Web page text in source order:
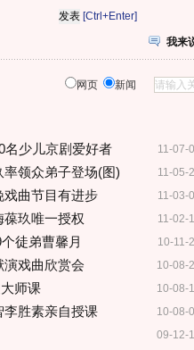
[Ctrl+Enter]
我来
网页 新闻
11-07-
名少儿京剧爱好者
11-05-
领众弟子登场(图)
11-03-
曲节目有进步
11-02-
玖唯一授权
10-11-
徒弟曹馨月
10-08-
戏曲欣赏会
10-08-
师课
10-08-
胜素亲自授课
09-12-